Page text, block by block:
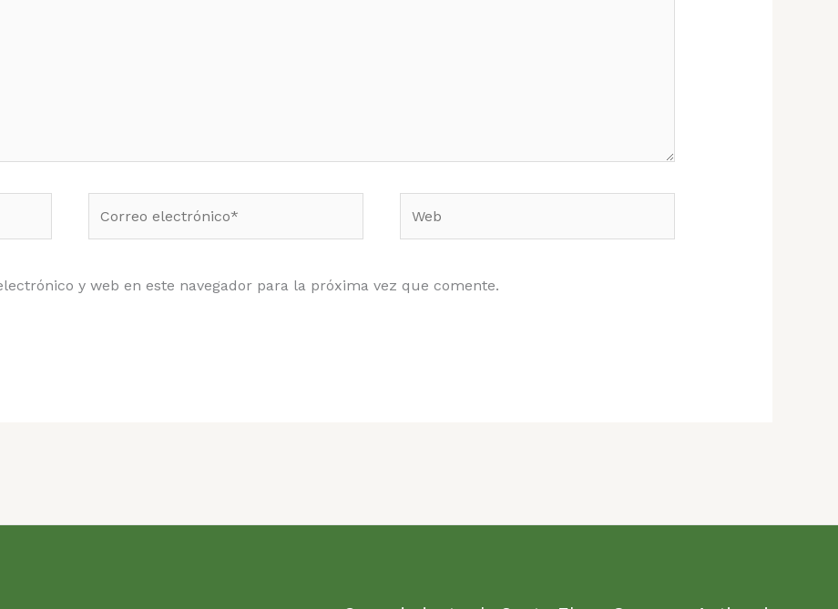
electrónico*
y web en este navegador para la próxima vez que comente.